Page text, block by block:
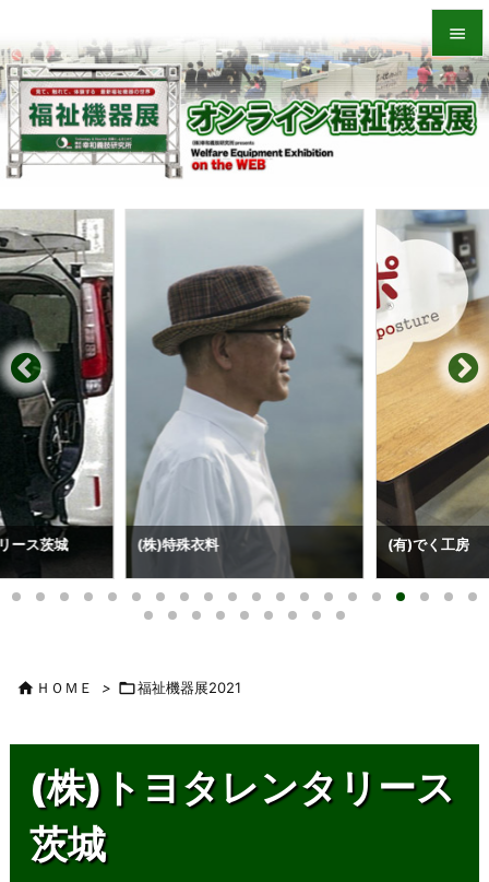


メニュ

前へ

次へ

検索
(有)でく工房 テクノグリー
 ＨＯＭＥ > 福祉機器展2021
(株)トヨタレンタリース
茨城